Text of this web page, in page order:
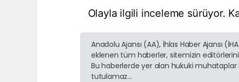
Olayla ilgili inceleme sürüyor.
Anadolu Ajansı (AA), İhlas Haber Ajansı
eklenen tüm haberler, sitemizin
Bu haberlerde yer alan hukuki
tutulamaz...